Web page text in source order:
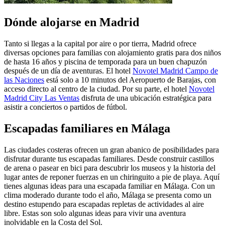
Dónde alojarse en Madrid
Tanto si llegas a la capital por aire o por tierra, Madrid ofrece
diversas opciones para familias con alojamiento gratis para dos niños
de hasta 16 años y piscina de temporada para un buen chapuzón
después de un día de aventuras. El hotel Novotel Madrid Campo de
las Naciones está solo a 10 minutos del Aeropuerto de Barajas, con
acceso directo al centro de la ciudad. Por su parte, el hotel Novotel
Madrid City Las Ventas disfruta de una ubicación estratégica para
asistir a conciertos o partidos de fútbol.
Escapadas familiares en Málaga
Las ciudades costeras ofrecen un gran abanico de posibilidades para
disfrutar durante tus escapadas familiares. Desde construir castillos
de arena o pasear en bici para descubrir los museos y la historia del
lugar antes de reponer fuerzas en un chiringuito a pie de playa. Aquí
tienes algunas ideas para una escapada familiar en Málaga. Con un
clima moderado durante todo el año, Málaga se presenta como un
destino estupendo para escapadas repletas de actividades al aire
libre. Estas son solo algunas ideas para vivir una aventura
inolvidable en la Costa del Sol.